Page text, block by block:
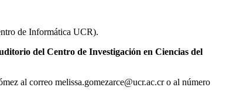
de Informática UCR).
del Centro de Investigación en Ciencias del
al correo melissa.gomezarce@ucr.ac.cr o al número